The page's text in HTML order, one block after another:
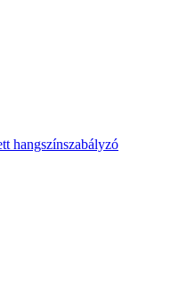
hangszínszabályzó